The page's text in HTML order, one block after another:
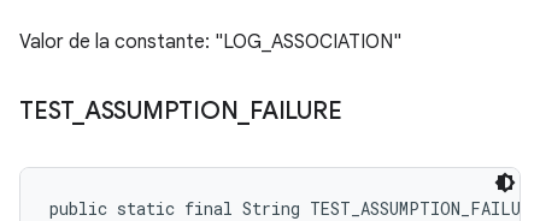
Valor de la constante: "LOG_ASSOCIATION"
TEST_ ASSUMPTION FAILURE
public static final String TEST_ASSUMPTION_FAILURE